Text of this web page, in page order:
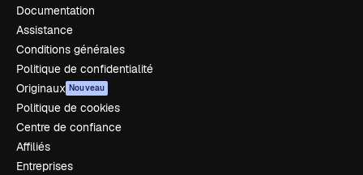
Documentation
Assistance
Conditions générales
Politique de confidentialité
Originaux Nouveau
Politique de cookies
Centre de confiance
Affiliés
Entreprises